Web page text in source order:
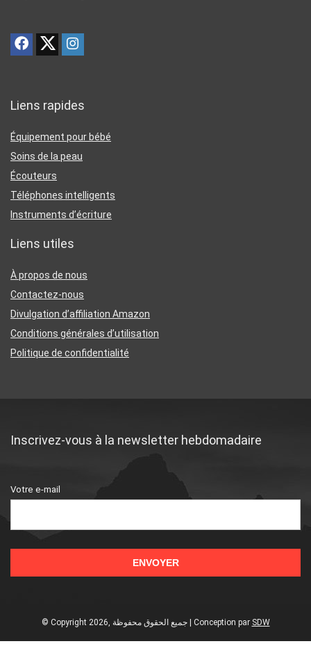
Liens rapides
Équipement pour bébé
Soins de la peau
Écouteurs
Téléphones intelligents
Instruments d’écriture
Liens utiles
À propos de nous
Contactez-nous
Divulgation d’affiliation Amazon
Conditions générales d’utilisation
Politique de confidentialité
Inscrivez-vous à la newsletter hebdomadaire
Votre e-mail
© Copyright 2026, جميع الحقوق محفوظة | Conception par SDW